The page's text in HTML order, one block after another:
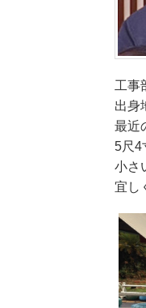
工事
出身
最近
5尺4
小さ
宜し